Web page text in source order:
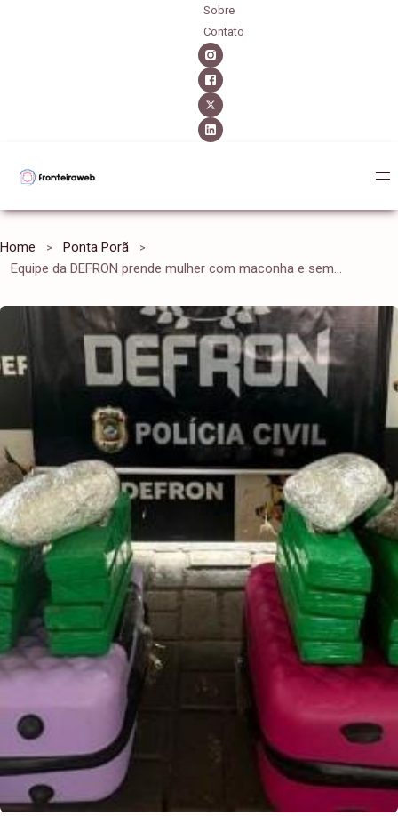
Sobre
Contato
Home
Ponta Porã
Equipe da DEFRON prende mulher com maconha e sementes da droga na mala